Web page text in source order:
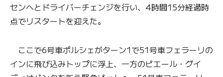
センへとドライバーチェンジを行い、4時間15分経過時
点でリスタートを迎えた。
ここで6号車ポルシェがターン1で51号車フェラーリの
インに飛び込みトップに浮上、一方のピエール・グイ